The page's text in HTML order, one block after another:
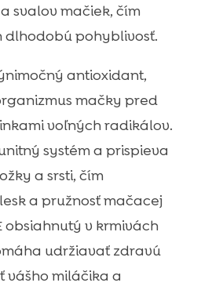
svalov mačiek, čím
dlhodobú pohyblivosť.
antioxidant,
mačky pred
voľných radikálov.
systém a prispieva
a srsti, čím
a pružnosť mačacej
obsiahnutý v krmivách
udržiavať zdravú
vášho miláčika a